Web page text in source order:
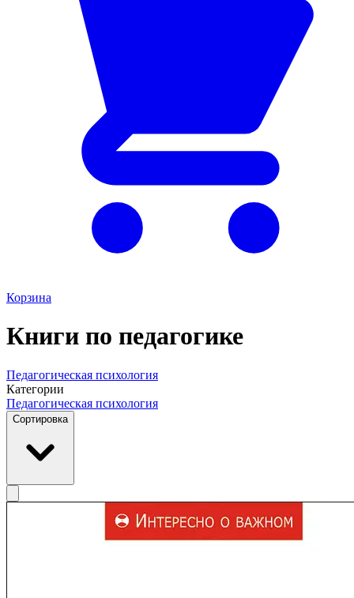
Корзина
Книги по педагогике
Педагогическая психология
Категории
Педагогическая психология
Сортировка